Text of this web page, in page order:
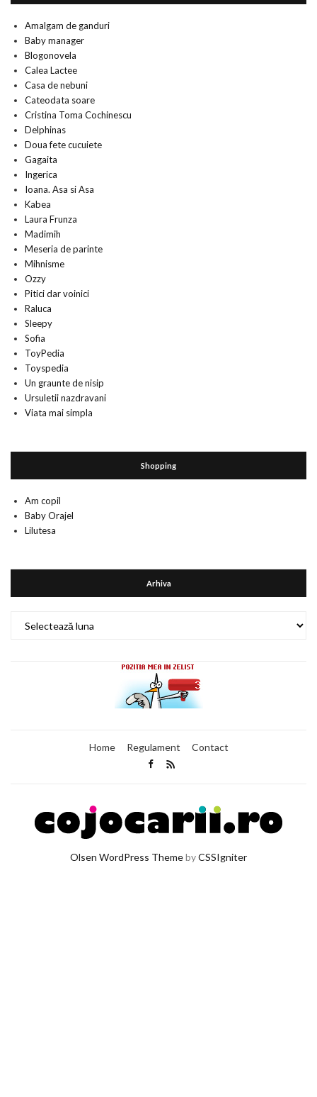
Amalgam de ganduri
Baby manager
Blogonovela
Calea Lactee
Casa de nebuni
Cateodata soare
Cristina Toma Cochinescu
Delphinas
Doua fete cucuiete
Gagaita
Ingerica
Ioana. Asa si Asa
Kabea
Laura Frunza
Madimih
Meseria de parinte
Mihnisme
Ozzy
Pitici dar voinici
Raluca
Sleepy
Sofia
ToyPedia
Toyspedia
Un graunte de nisip
Ursuletii nazdravani
Viata mai simpla
Shopping
Am copil
Baby Orajel
Lilutesa
Arhiva
Home Regulament Contact
Olsen WordPress ThemebyCSSIgniter